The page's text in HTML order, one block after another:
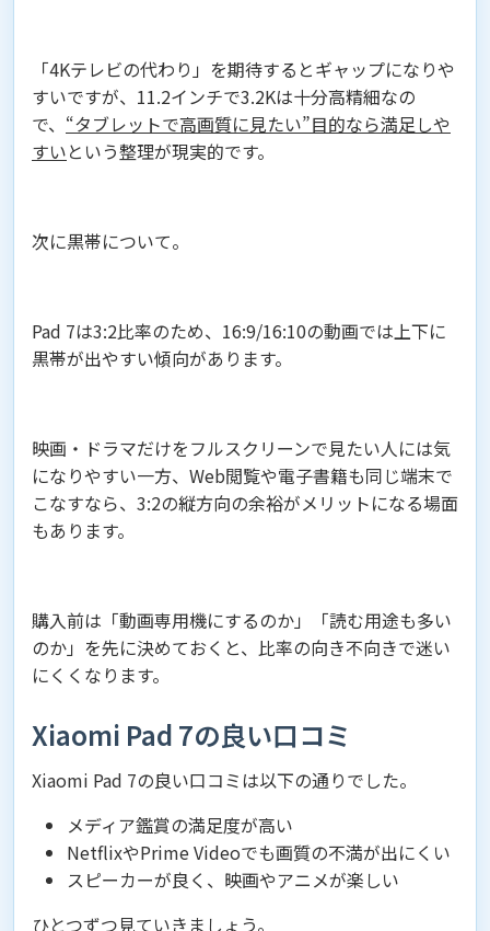
「4Kテレビの代わり」を期待するとギャップになりや
すいですが、11.2インチで3.2Kは十分高精細なの
で、 “タブレットで高画質に見たい”目的なら満足しや
すいという整理が現実的です。
次に黒帯について。
Pad 7は3:2比率のため、16:9/16:10の動画では上下に
黒帯が出やすい傾向があります。
映画・ドラマだけをフルスクリーンで見たい人には気
になりやすい一方、Web閲覧や電子書籍も同じ端末で
こなすなら、3:2の縦方向の余裕がメリットになる場面
もあります。
購入前は「動画専用機にするのか」「読む用途も多い
のか」を先に決めておくと、比率の向き不向きで迷い
にくくなります。
Xiaomi Pad 7の良い口コミ
Xiaomi Pad 7の良い口コミは以下の通りでした。
メディア鑑賞の満足度が高い
NetflixやPrime Videoでも画質の不満が出にくい
スピーカーが良く、映画やアニメが楽しい
ひとつずつ見ていきましょう。